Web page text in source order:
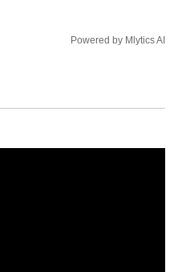
Powered by Mlytics AI